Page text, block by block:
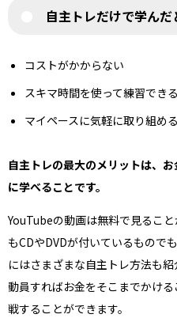
自主トレだけで学ん
コストがかからない
スキマ時間を使って練習できる
マイペースに気軽に取り組める
自主トレの最大のメリットは、
に学べることです。
YouTubeの動画は無料で見るこ
もCDやDVDが付いているもので
にはさまざまな自主トレ方法も
動員すればお金をそこまでかけ
戦することができます。